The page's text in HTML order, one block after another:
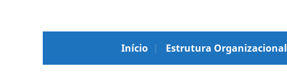
Início Estrutura Organizacional